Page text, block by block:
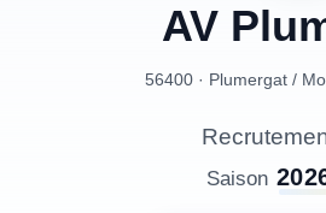
AV
56400 · Plumergat /
Saison